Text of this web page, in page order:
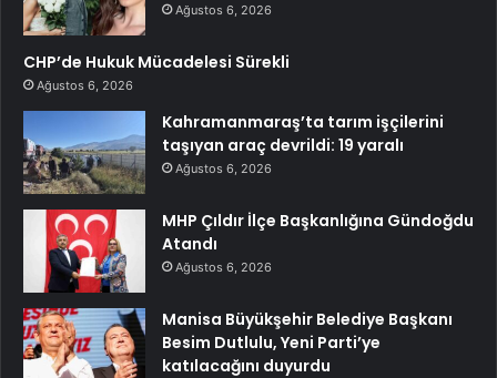
Ağustos 6, 2026
CHP’de Hukuk Mücadelesi Sürekli
Ağustos 6, 2026
Kahramanmaraş’ta tarım işçilerini
taşıyan araç devrildi: 19 yaralı
Ağustos 6, 2026
MHP Çıldır İlçe Başkanlığına Gündoğdu
Atandı
Ağustos 6, 2026
Manisa Büyükşehir Belediye Başkanı
Besim Dutlulu, Yeni Parti’ye
katılacağını duyurdu